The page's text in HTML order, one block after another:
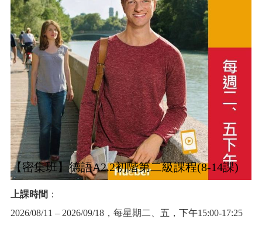
【密集班】德語A2.2初階第二級課程(8-14課)
上課時間 ：
2026/08/11 – 2026/09/18，每星期二、五，下午15:00-17:25